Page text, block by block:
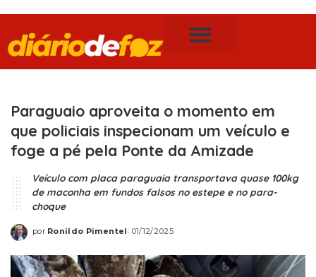
Paraguaio aproveita o momento em
que policiais inspecionam um veículo e
foge a pé pela Ponte da Amizade
Veículo com placa paraguaia transportava quase 100kg
de maconha em fundos falsos no estepe e no para-
choque
por Ronildo Pimentel 01/12/2025